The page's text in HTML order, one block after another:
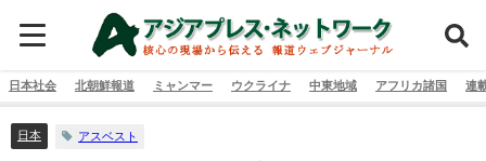
日本社会 北朝鮮報道 ミャンマー ウクライナ 中東地域 アフリカ諸国 連
日本 アスベスト